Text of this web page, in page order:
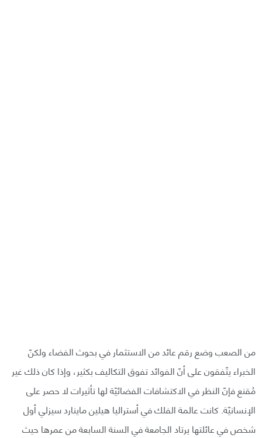
من الصعب وضع رقم عائد من الاستثمار في بحوث الفضاء ولكنّ
الخبراء يتّفقون على أنّ الفوائد تفوق التكاليف بكثير، وإذا كان ذلك غير
مُقنع فإنّ النظر في الاكتشافات الفضائيّة لها تأثيرات لا حصر على
الإنسانيّة. كانت عالمة الفلك في أستراليا هيلين ماينارد سيزلي أول
شخص في عائلتها يرتاد الجامعة في السنة السابعة من عمرها حيث